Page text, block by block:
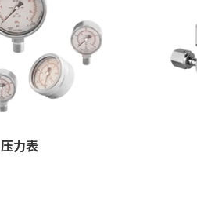
压力表